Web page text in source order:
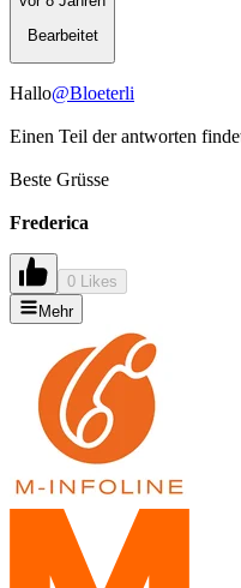
Bearbeitet
Hallo@Bloeterli
Einen Teil der antworten
Beste Grüsse
Frederica
0 Likes
Mehr